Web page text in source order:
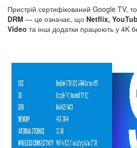
Пристрій сертифікований Google TV,
DRM — це означає, що Netflix,
Video та інші додатки працюють у 4K